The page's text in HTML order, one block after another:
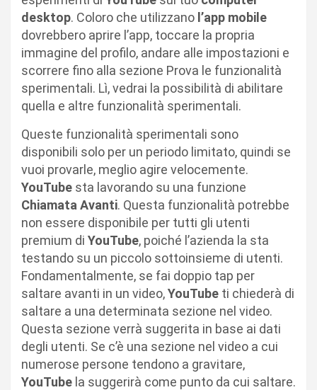
desktop. Coloro che utilizzano l’app mobile
dovrebbero aprire l’app, toccare la propria
immagine del profilo, andare alle impostazioni e
scorrere fino alla sezione Prova le funzionalità
sperimentali. Lì, vedrai la possibilità di abilitare
quella e altre funzionalità sperimentali.
Queste funzionalità sperimentali sono
disponibili solo per un periodo limitato, quindi se
vuoi provarle, meglio agire velocemente.
YouTube sta lavorando su una funzione
Chiamata Avanti. Questa funzionalità potrebbe
non essere disponibile per tutti gli utenti
premium di YouTube, poiché l’azienda la sta
testando su un piccolo sottoinsieme di utenti.
Fondamentalmente, se fai doppio tap per
saltare avanti in un video,YouTube ti chiederà di
saltare a una determinata sezione nel video.
Questa sezione verrà suggerita in base ai dati
degli utenti. Se c’è una sezione nel video a cui
numerose persone tendono a gravitare,
YouTube la suggerirà come punto da cui saltare.